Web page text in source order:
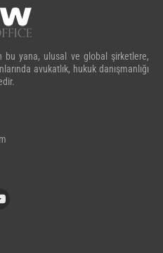
bu yana, ulusal ve global şirketlere,
avukatlık, hukuk danışmanlığı